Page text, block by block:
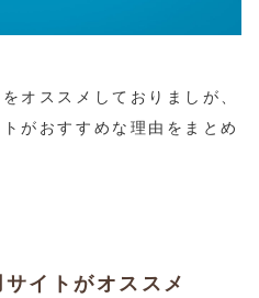
オススメしておりましが、
がおすすめな理由をまとめ
イトがオススメ